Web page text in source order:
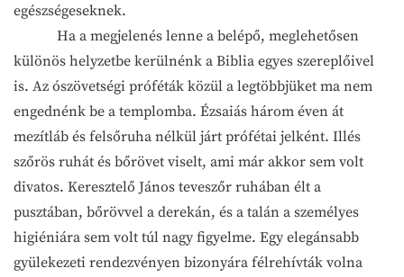
egészségeseknek.
Ha a megjelenés lenne a belépő, meglehetősen
különös helyzetbe kerülnénk a Biblia egyes szereplőivel
is. Az ószövetségi próféták közül a legtöbbjüket ma nem
engednénk be a templomba. Ézsaiás három éven át
mezítláb és felsőruha nélkül járt prófétai jelként. Illés
szőrös ruhát és bőrövet viselt, ami már akkor sem volt
divatos. Keresztelő János teveszőr ruhában élt a
pusztában, bőrövvel a derekán, és a talán a személyes
higiéniára sem volt túl nagy figyelme. Egy elegánsabb
gyülekezeti rendezvényen bizonyára félrehívták volna